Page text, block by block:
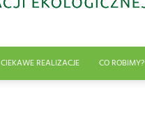
CIEKAWE REALIZACJE CO ROBIMY?